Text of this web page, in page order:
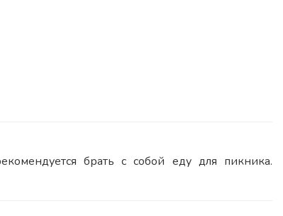
брать с собой еду для пикника.